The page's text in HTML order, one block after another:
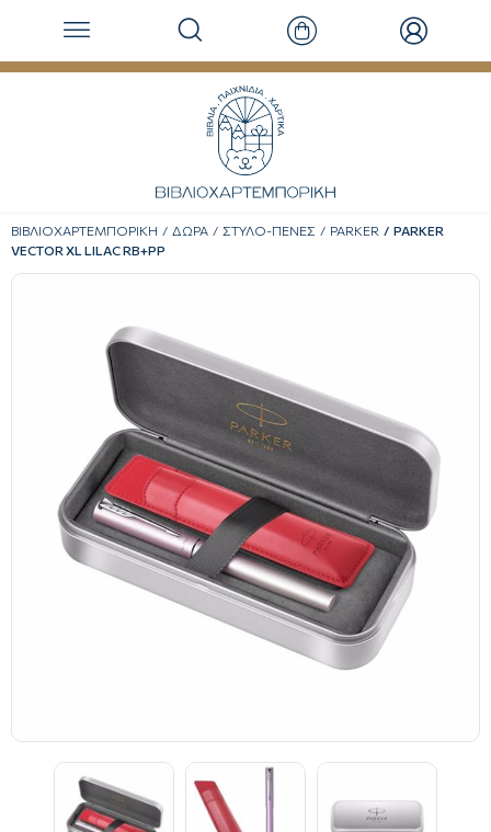
ΒΙΒΛΙΟΧΑΡΤΕΜΠΟΡΙΚΗ ΔΩΡΑ ΣΤΥΛΟ-ΠΕΝΕΣ PARKER
PARKER
VECTOR XL LILAC RB+PP